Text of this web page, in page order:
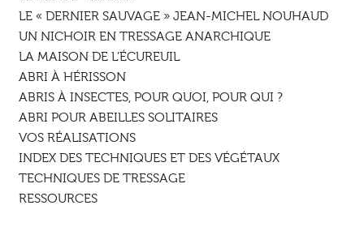
LE « DERNIER SAUVAGE » JEAN-MICHEL NOUHAUD
UN NICHOIR EN TRESSAGE ANARCHIQUE
LA MAISON DE L’ÉCUREUIL
ABRI À HÉRISSON
ABRIS À INSECTES, POUR QUOI, POUR QUI ?
ABRI POUR ABEILLES SOLITAIRES
VOS RÉALISATIONS
INDEX DES TECHNIQUES ET DES VÉGÉTAUX
TECHNIQUES DE TRESSAGE
RESSOURCES